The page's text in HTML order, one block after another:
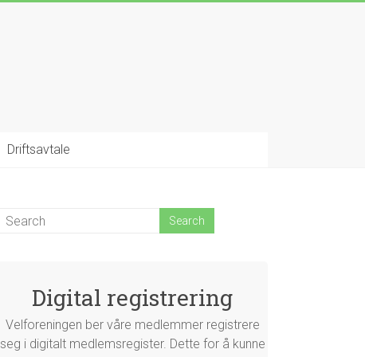
Driftsavtale
Digital registrering
Velforeningen ber våre medlemmer registrere
seg i digitalt medlemsregister. Dette for å kunne